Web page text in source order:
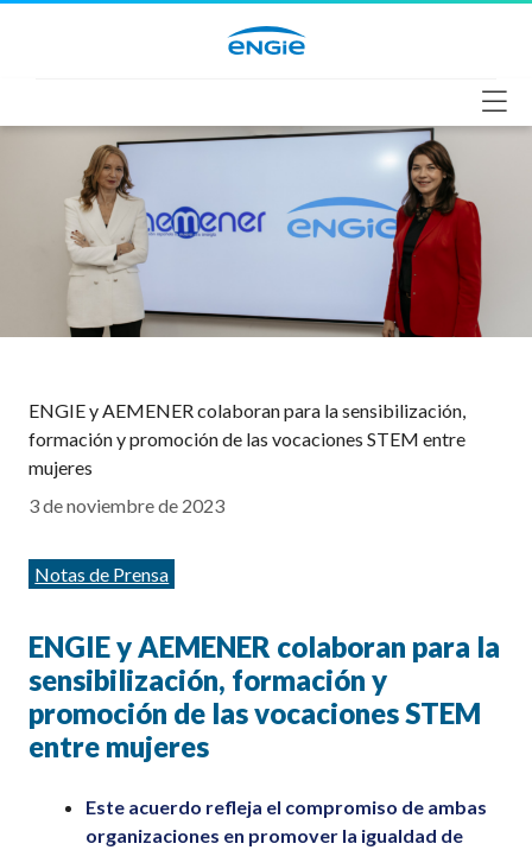
ENGIE y AEMENER colaboran para la sensibilización,
formación y promoción de las vocaciones STEM entre
mujeres
3 de noviembre de 2023
Categorías
Notas de Prensa
ENGIE y AEMENER colaboran para la
sensibilización, formación y
promoción de las vocaciones STEM
entre mujeres
Este acuerdo refleja el compromiso de ambas
organizaciones en promover la igualdad de